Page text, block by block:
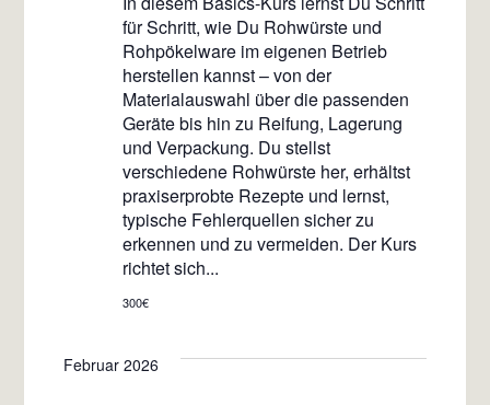
für Schritt, wie Du Rohwürste und
Rohpökelware im eigenen Betrieb
herstellen kannst – von der
Materialauswahl über die passenden
Geräte bis hin zu Reifung, Lagerung
und Verpackung. Du stellst
verschiedene Rohwürste her, erhältst
praxiserprobte Rezepte und lernst,
typische Fehlerquellen sicher zu
erkennen und zu vermeiden. Der Kurs
richtet sich...
300€
Februar 2026